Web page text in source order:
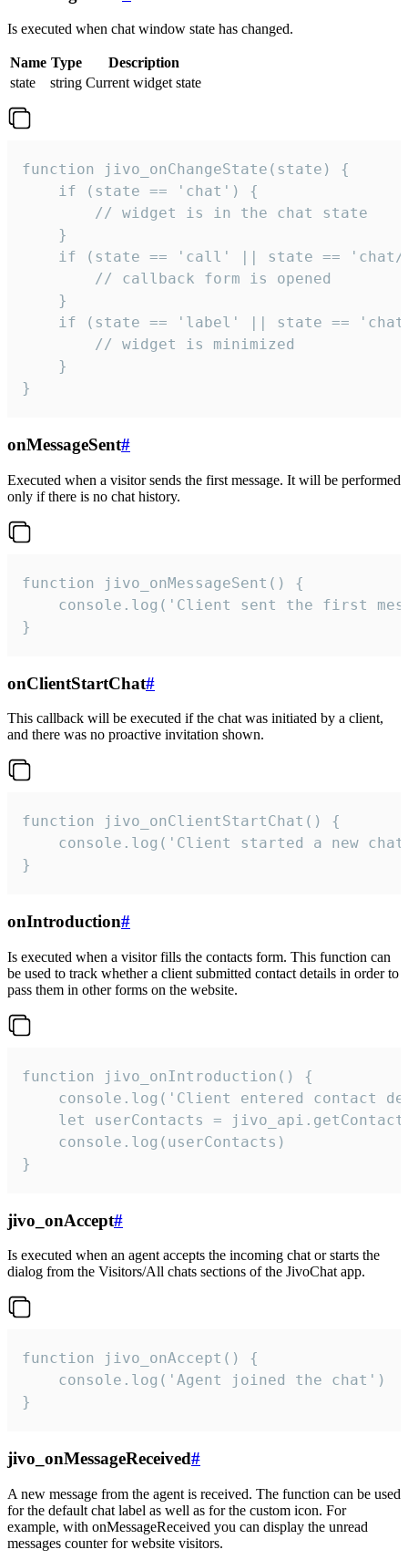
Is executed when chat window state has changed.
Name Type
Description
state
string Current widget state
function jivo_onChangeState(state) {
    if (state == 'chat') {
        // widget is in the chat state
    }
if (state == 'call' || state ==
        // callback form is opened
    }
if (state == 'label' || state ==
        // widget is minimized
    }
}
onMessageSent#
Executed when a visitor sends the first message. It will be performed
only if there is no chat history.
function jivo_onMessageSent() {
console.log('Client sent the first
}
onClientStartChat#
This callback will be executed if the chat was initiated by a client,
and there was no proactive invitation shown.
function jivo_onClientStartChat() {
console.log('Client started a new
}
onIntroduction#
Is executed when a visitor fills the contacts form. This function can
be used to track whether a client submitted contact details in order to
pass them in other forms on the website.
function jivo_onIntroduction() {
console.log('Client entered contact
let userContacts =
    console.log(userContacts)
}
jivo_onAccept#
Is executed when an agent accepts the incoming chat or starts the
dialog from the Visitors/All chats sections of the JivoChat app.
function jivo_onAccept() {
}
jivo_onMessageReceived#
A new message from the agent is received. The function can be used
for the default chat label as well as for the custom icon. For
example, with onMessageReceived you can display the unread
messages counter for website visitors.